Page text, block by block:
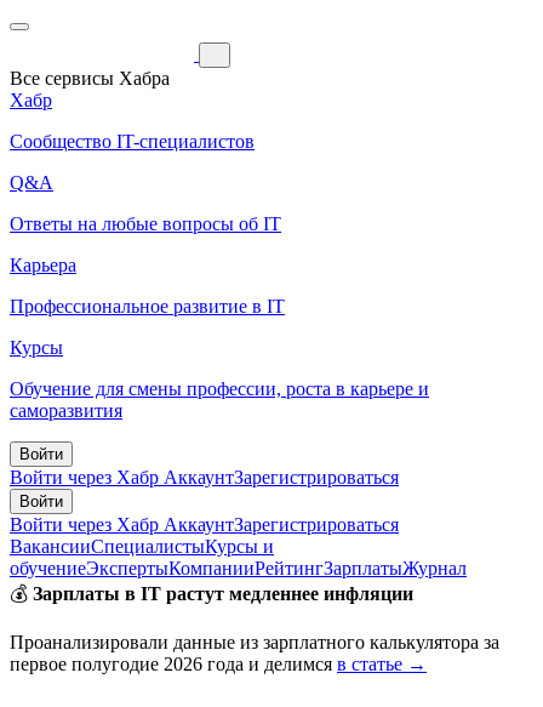
Все сервисы Хабра
Хабр
Сообщество IT-специалистов
Q&A
Ответы на любые вопросы об IT
Карьера
Профессиональное развитие в IT
Курсы
Обучение для смены профессии, роста в карьере и
саморазвития
Войти
Войти через Хабр АккаунтЗарегистрироваться
Войти
Войти через Хабр АккаунтЗарегистрироваться
ВакансииСпециалистыКурсы и
обучениеЭкспертыКомпанииРейтингЗарплатыЖурнал
💰 Зарплаты в IT растут медленнее инфляции
Проанализировали данные из зарплатного калькулятора за
первое полугодие 2026 года и делимся в статье →